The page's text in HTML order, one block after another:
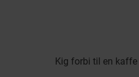
Kig forbi til en kaffe